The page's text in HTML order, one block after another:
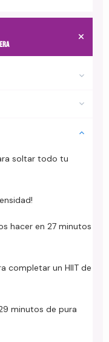
soltar todo tu
hacer en 27 minutos
completar un HIIT de
minutos de pura